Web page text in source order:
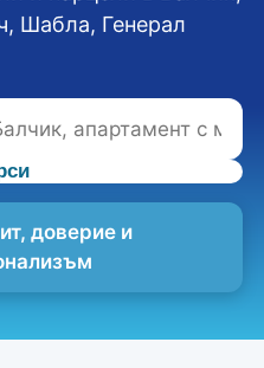
Шабла, Генерал
доверие и